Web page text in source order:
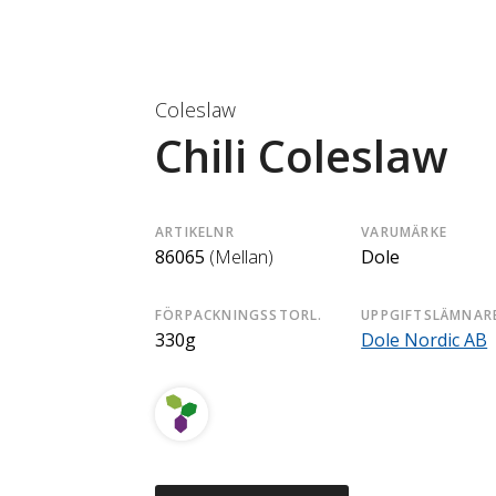
Coleslaw
Chili Coleslaw
ARTIKELNR
86065 (Mellan)
VARUMÄRKE
Dole
FÖRPACKNINGSSTORL.
330g Dole Nordic AB